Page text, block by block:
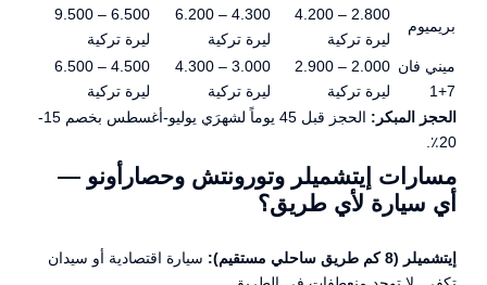
بريميوم
2.800 – 4.200
ليرة تركية
4.300 – 6.200
ليرة تركية
6.500 – 9.500
ليرة تركية
ميني فان
7+1
2.000 – 2.900
ليرة تركية
3.000 – 4.300
ليرة تركية
4.500 – 6.500
ليرة تركية
الحجز المبكر:
الحجز قبل 45 يوماً لشهرَي يوليو-أغسطس بخصم 15-
20٪.
مسارات إيتشميلر وتورونتش وحصارأونو —
أي سيارة لأي طريق؟
إيتشميلر (8 كم طريق ساحلي مستقيم):
سيارة اقتصادية أو سيدان